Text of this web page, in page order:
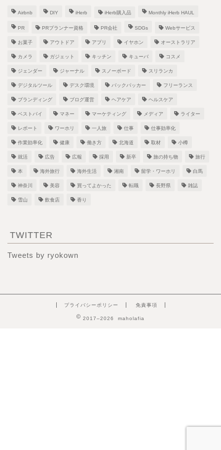
Airbnb DIY iHerb iHerb購入品 Monthly iHerb HAUL
PR PRプランナー資格 PR会社 SDGs Webサービス
お菓子 アウトドア アプリ イヤホン オーストラリア
カメラ ガジェット キッチン キューバ コスメ
ジェンダー ジャーナル スノーボード スリランカ
デジタルツール デスク環境 バックパッカー フリーランス
ブランディング ブログ運営 ヘアケア ヘルスケア
ベストバイ マネー マーケティング メディア ライター
レポート ワーホリ 一人旅 仕事 仕事効率化
作業効率化 健康 働き方 北海道 取材 小樽
就活 広告 広報 採用 新卒 旅の持ち物 旅行
本 海外旅行 海外生活 湘南 留学・ワーホリ 白馬
神奈川 美容 買ってよかった 転職 長野県 雑誌
雪山 飲食店 香り
TWITTER
Tweets by ryokown
プライバシーポリシー 免責事項
2017–2026 maholafia